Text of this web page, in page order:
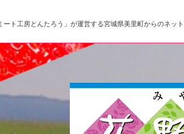
ト工房とんたろう」が運営する宮城県美里町からのネット